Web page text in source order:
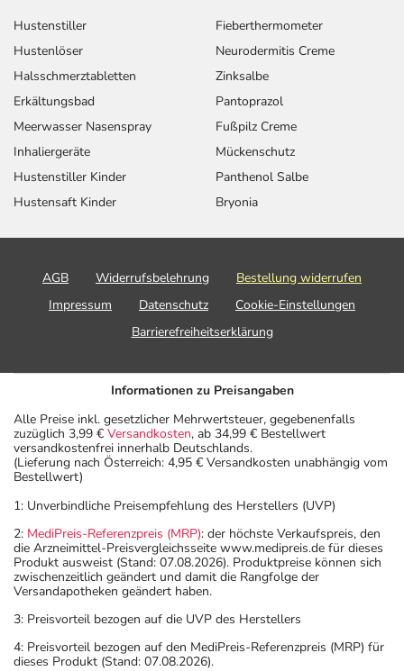
Hustenstiller
Hustenlöser
Halsschmerztabletten
Erkältungsbad
Meerwasser Nasenspray
Inhaliergeräte
Hustenstiller Kinder
Hustensaft Kinder
Fieberthermometer
Neurodermitis Creme
Zinksalbe
Pantoprazol
Fußpilz Creme
Mückenschutz
Panthenol Salbe
Bryonia
AGB Widerrufsbelehrung
Bestellung widerrufen
Impressum
Datenschutz
Cookie-Einstellungen
Barrierefreiheitserklärung
Informationen zu Preisangaben
Alle Preise inkl. gesetzlicher Mehrwertsteuer, gegebenenfalls
zuzüglich 3,99 € Versandkosten, ab 34,99 € Bestellwert
versandkostenfrei innerhalb Deutschlands.
(Lieferung nach Österreich: 4,95 € Versandkosten unabhängig vom
Bestellwert)
1: Unverbindliche Preisempfehlung des Herstellers (UVP)
2: MediPreis-Referenzpreis (MRP): der höchste Verkaufspreis, den
die Arzneimittel-Preisvergleichsseite www.medipreis.de für dieses
Produkt ausweist (Stand: 07.08.2026). Produktpreise können sich
zwischenzeitlich geändert und damit die Rangfolge der
Versandapotheken geändert haben.
3: Preisvorteil bezogen auf die UVP des Herstellers
4: Preisvorteil bezogen auf den MediPreis-Referenzpreis (MRP) für
dieses Produkt (Stand: 07.08.2026).